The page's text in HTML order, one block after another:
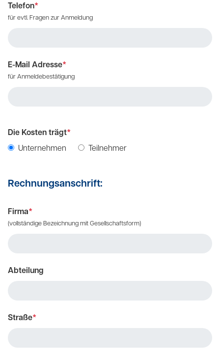
Telefon*
für evtl. Fragen zur Anmeldung
E-Mail Adresse*
für Anmeldebestätigung
Die Kosten trägt*
Unternehmen
Teilnehmer
Rechnungsanschrift:
Firma*
(vollständige Bezeichnung mit Gesellschaftsform)
Abteilung
Straße*